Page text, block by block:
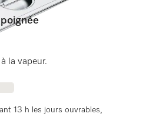
la vapeur.
13 h les jours ouvrables,